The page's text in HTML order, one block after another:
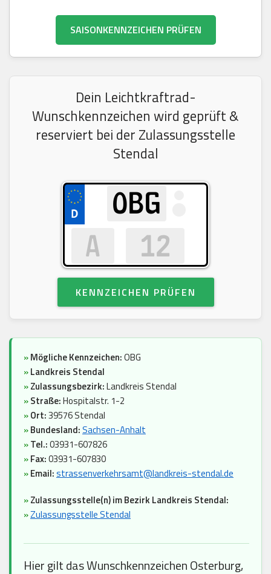
SAISONKENNZEICHEN PRÜFEN
Dein Leichtkraftrad-
Wunschkennzeichen wird geprüft &
reserviert bei der Zulassungsstelle
Stendal
KENNZEICHEN PRÜFEN
»Mögliche Kennzeichen:OBG
»Landkreis Stendal
»Zulassungsbezirk:Landkreis Stendal
»Straße:Hospitalstr. 1-2
»Ort:39576 Stendal
»Bundesland:Sachsen-Anhalt
»Tel.:03931-607826
»Fax:03931-607830
»Email:strassenverkehrsamt@landkreis-stendal.de
»Zulassungsstelle(n) im Bezirk Landkreis Stendal:
»Zulassungsstelle Stendal
Hier gilt das Wunschkennzeichen Osterburg,